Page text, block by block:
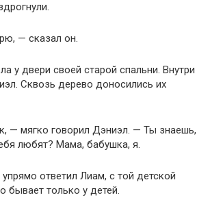
— сказал он.
у двери своей старой спальни. Внутри
Сквозь дерево доносились их
— мягко говорил Дэниэл. — Ты знаешь,
любят? Мама, бабушка, я.
ответил Лиам, с той детской
бывает только у детей.